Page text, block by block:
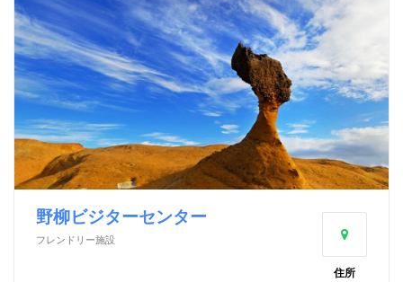
野柳ビジターセンター
フレンドリー施設
住所